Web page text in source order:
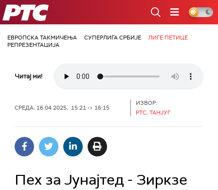
РТС
ЕВРОПСКА ТАКМИЧЕЊА СУПЕРЛИГА СРБИЈЕ
ЛИГЕ ПЕТИЦЕ
РЕПРЕЗЕНТАЦИЈА
Читај ми!
СРЕДА, 16.04.2025, 15:21 -> 16:15
ИЗВОР:
РТС, ТАНЈУГ
Пех за Јунајтед - Зиркзе